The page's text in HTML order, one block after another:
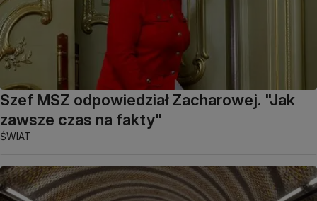
Szef MSZ odpowiedział Zacharowej. "Jak
zawsze czas na fakty"
ŚWIAT